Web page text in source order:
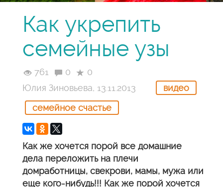
Как укрепить
семейные узы
761 0
0
Юлия Зиновьева, 13.11.2013
видео
семейное счастье
Как же хочется порой все домашние
дела переложить на плечи
домработницы, свекрови, мамы, мужа или
еще кого-нибудь!!! Как же порой хочется